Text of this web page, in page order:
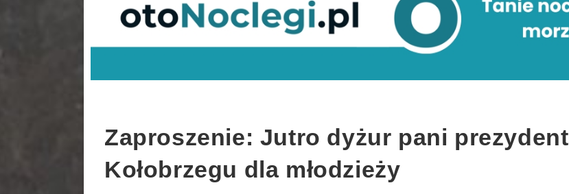
Zaproszenie: Jutro dyżur pani prezydent
Kołobrzegu dla młodzieży